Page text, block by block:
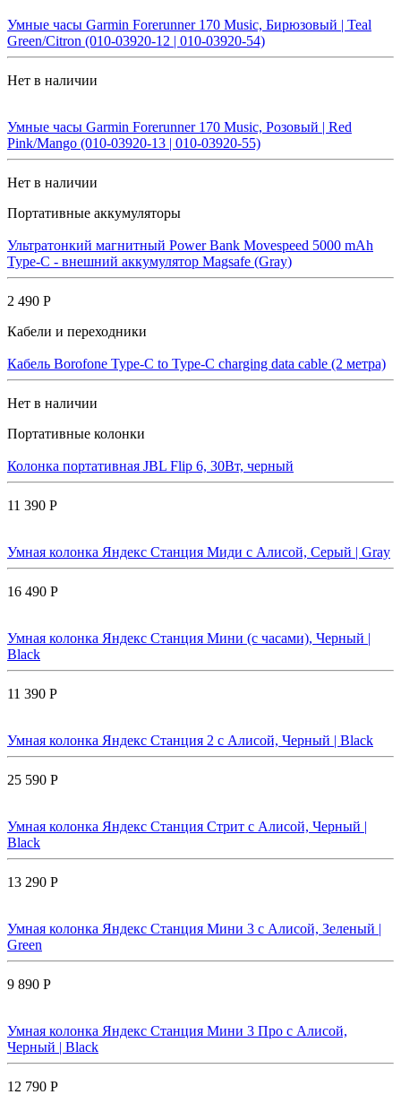
Умные часы Garmin Forerunner 170 Music, Бирюзовый | Teal
Green/Citron (010-03920-12 | 010-03920-54)
Нет в наличии
Умные часы Garmin Forerunner 170 Music, Розовый | Red
Pink/Mango (010-03920-13 | 010-03920-55)
Нет в наличии
Портативные аккумуляторы
Ультратонкий магнитный Power Bank Movespeed 5000 mAh
Type-C - внешний аккумулятор Magsafe (Gray)
2 490 Р
Кабели и переходники
Кабель Borofone Type-C to Type-C charging data cable (2 метра)
Нет в наличии
Портативные колонки
Колонка портативная JBL Flip 6, 30Вт, черный
11 390 Р
Умная колонка Яндекс Станция Миди с Алисой, Cерый | Gray
16 490 Р
Умная колонка Яндекс Станция Мини (с часами), Черный |
Black
11 390 Р
Умная колонка Яндекс Станция 2 с Алисой, Черный | Black
25 590 Р
Умная колонка Яндекс Станция Стрит с Алисой, Черный |
Black
13 290 Р
Умная колонка Яндекс Станция Мини 3 с Алисой, Зеленый |
Green
9 890 Р
Умная колонка Яндекс Станция Мини 3 Про с Алисой,
Черный | Black
12 790 Р